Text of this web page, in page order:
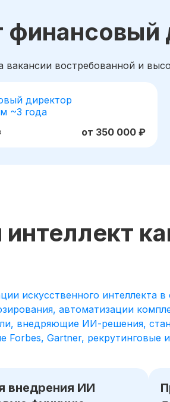
финансовый
востребованной и
директор
~3 года
от 350 000 ₽
искусственного интеллекта
автоматизации
внедряющие ИИ-решения,
Gartner, рекрутинговые
внедрения ИИ